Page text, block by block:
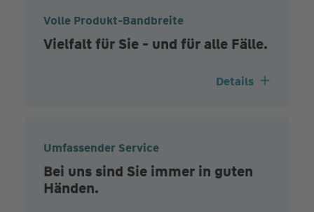
Volle Produkt-Bandbreite
Vielfalt für Sie - und für alle Fälle.
Details
Umfassender Service
Bei uns sind Sie immer in guten
Händen.